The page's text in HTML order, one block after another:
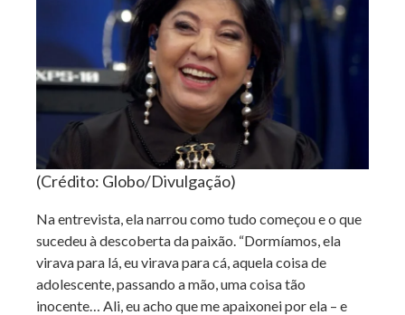
(Crédito: Globo/Divulgação)
Na entrevista, ela narrou como tudo começou e o que
sucedeu à descoberta da paixão. “Dormíamos, ela
virava para lá, eu virava para cá, aquela coisa de
adolescente, passando a mão, uma coisa tão
inocente… Ali, eu acho que me apaixonei por ela – e